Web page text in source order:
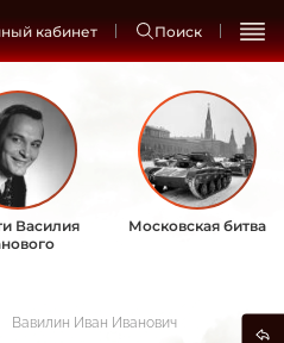
кабинет Поиск
Василия
Московская битва
Вавилин Иван Иванович